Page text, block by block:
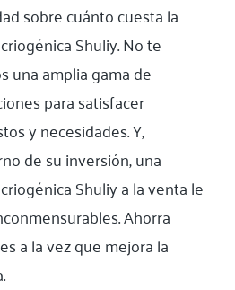
sobre cuánto cuesta la
Shuliy. No te
una amplia gama de
para satisfacer
y necesidades. Y,
de su inversión, una
Shuliy a la venta le
Ahorra
a la vez que mejora la